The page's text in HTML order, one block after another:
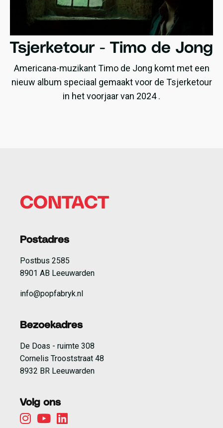
Tsjerketour - Timo de Jong
Americana-muzikant Timo de Jong komt met een
nieuw album speciaal gemaakt voor de Tsjerketour
in het voorjaar van 2024 .
CONTACT
Postadres
Postbus 2585
8901 AB Leeuwarden
info@popfabryk.nl
Bezoekadres
De Doas - ruimte 308
Cornelis Trooststraat 48
8932 BR Leeuwarden
Volg ons